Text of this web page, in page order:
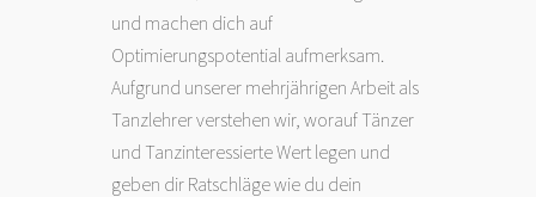
und machen dich auf
Optimierungspotential aufmerksam.
Aufgrund unserer mehrjährigen Arbeit als
Tanzlehrer verstehen wir, worauf Tänzer
und Tanzinteressierte Wert legen und
geben dir Ratschläge wie du dein